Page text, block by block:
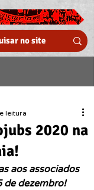
2020 na
leitura
aos associados
de dezembro!